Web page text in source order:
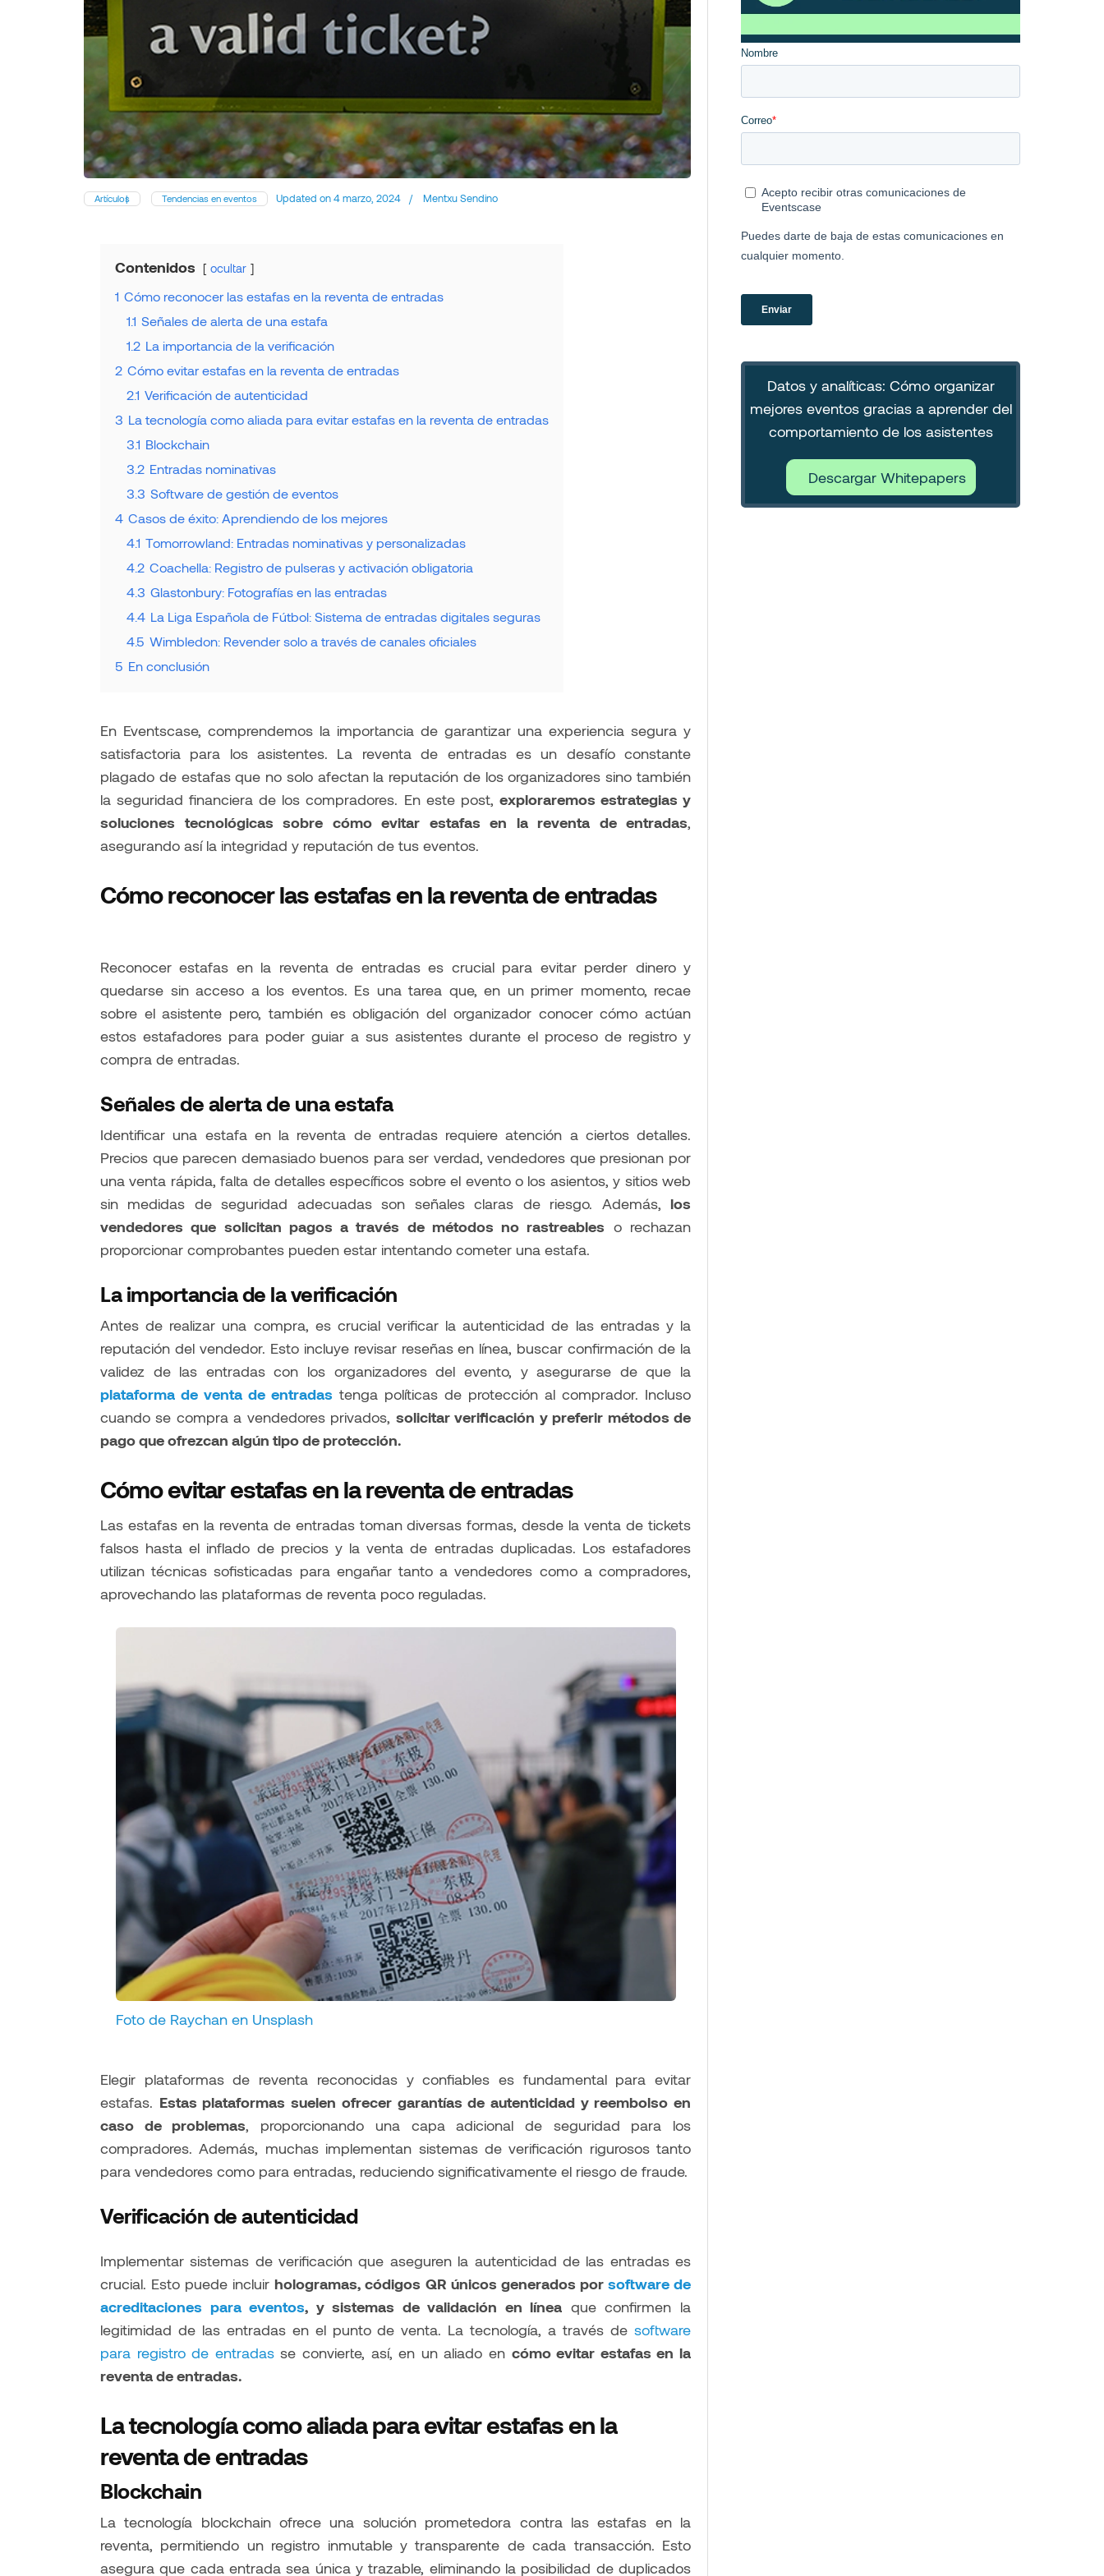
Artículos Tendencias en eventos Updated on4 marzo, 2024 / Mentxu Sendino
Contenidos ocultar
1 Cómo reconocer las estafas en la reventa de entradas
1.1 Señales de alerta de una estafa
1.2 La importancia de la verificación
2 Cómo evitar estafas en la reventa de entradas
2.1 Verificación de autenticidad
3 La tecnología como aliada para evitar estafas en la reventa de entradas
3.1 Blockchain
3.2 Entradas nominativas
3.3 Software de gestión de eventos
4 Casos de éxito: Aprendiendo de los mejores
4.1 Tomorrowland: Entradas nominativas y personalizadas
4.2 Coachella: Registro de pulseras y activación obligatoria
4.3 Glastonbury: Fotografías en las entradas
4.4 La Liga Española de Fútbol: Sistema de entradas digitales seguras
4.5 Wimbledon: Revender solo a través de canales oficiales
5 En conclusión
En Eventscase, comprendemos la importancia de garantizar una experiencia segura y
satisfactoria para los asistentes. La reventa de entradas es un desafío constante
plagado de estafas que no solo afectan la reputación de los organizadores sino también
la seguridad financiera de los compradores. En este post, exploraremos estrategias y
soluciones tecnológicas sobre cómo evitar estafas en la reventa de entradas,
asegurando así la integridad y reputación de tus eventos.
Cómo reconocer las estafas en la reventa de entradas
Reconocer estafas en la reventa de entradas es crucial para evitar perder dinero y
quedarse sin acceso a los eventos. Es una tarea que, en un primer momento, recae
sobre el asistente pero, también es obligación del organizador conocer cómo actúan
estos estafadores para poder guiar a sus asistentes durante el proceso de registro y
compra de entradas.
Señales de alerta de una estafa
Identificar una estafa en la reventa de entradas requiere atención a ciertos detalles.
Precios que parecen demasiado buenos para ser verdad, vendedores que presionan por
una venta rápida, falta de detalles específicos sobre el evento o los asientos, y sitios web
sin medidas de seguridad adecuadas son señales claras de riesgo. Además, los
vendedores que solicitan pagos a través de métodos no rastreables o rechazan
proporcionar comprobantes pueden estar intentando cometer una estafa.
La importancia de la verificación
Antes de realizar una compra, es crucial verificar la autenticidad de las entradas y la
reputación del vendedor. Esto incluye revisar reseñas en línea, buscar confirmación de la
validez de las entradas con los organizadores del evento, y asegurarse de que la
plataforma de venta de entradas tenga políticas de protección al comprador. Incluso
cuando se compra a vendedores privados, solicitar verificación y preferir métodos de
pago que ofrezcan algún tipo de protección.
Cómo evitar estafas en la reventa de entradas
Las estafas en la reventa de entradas toman diversas formas, desde la venta de tickets
falsos hasta el inflado de precios y la venta de entradas duplicadas. Los estafadores
utilizan técnicas sofisticadas para engañar tanto a vendedores como a compradores,
aprovechando las plataformas de reventa poco reguladas.
Foto de Raychan en Unsplash
Elegir plataformas de reventa reconocidas y confiables es fundamental para evitar
estafas. Estas plataformas suelen ofrecer garantías de autenticidad y reembolso en
caso de problemas, proporcionando una capa adicional de seguridad para los
compradores. Además, muchas implementan sistemas de verificación rigurosos tanto
para vendedores como para entradas, reduciendo significativamente el riesgo de fraude.
Verificación de autenticidad
Implementar sistemas de verificación que aseguren la autenticidad de las entradas es
crucial. Esto puede incluir hologramas, códigos QR únicos generados por software de
acreditaciones para eventos, y sistemas de validación en línea que confirmen la
legitimidad de las entradas en el punto de venta. La tecnología, a través de software
para registro de entradasse convierte, así, en un aliado en cómo evitar estafas en la
reventa de entradas.
La tecnología como aliadapara evitar estafas en la
reventa de entradas
Blockchain
La tecnología blockchain ofrece una solución prometedora contra las estafas en la
reventa, permitiendo un registro inmutable y transparente de cada transacción. Esto
asegura que cada entrada sea única y trazable, eliminando la posibilidad de duplicados
Datos y analíticas: Cómo organizar
mejores eventos gracias a aprender del
comportamiento de los asistentes
Descargar Whitepapers